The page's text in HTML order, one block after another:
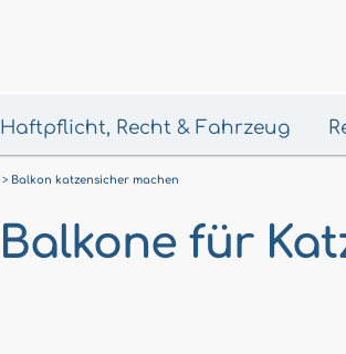
Haftpflicht, Recht & Fahrzeug
Balkon katzensicher machen
Balkone für